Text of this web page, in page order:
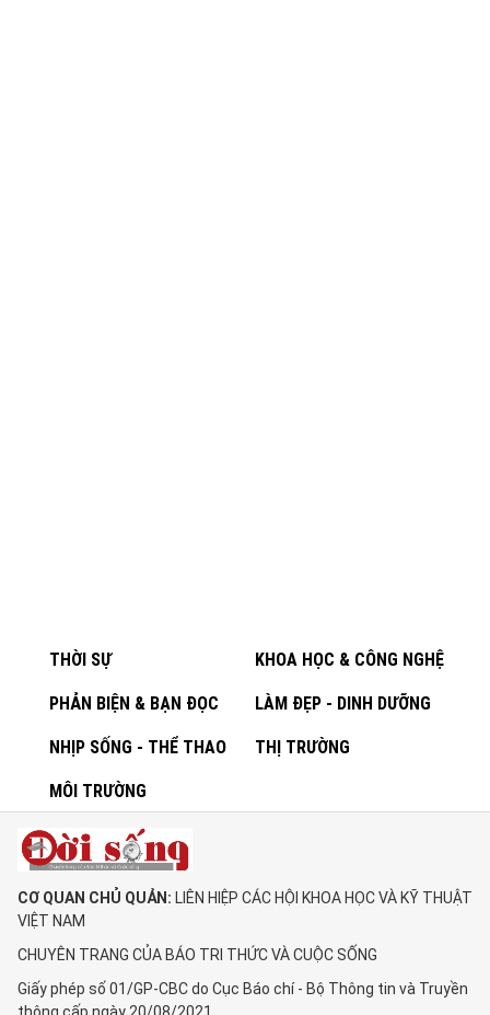
THỜI SỰ KHOA HỌC & CÔNG NGHỆ
PHẢN BIỆN & BẠN ĐỌC LÀM ĐẸP - DINH DƯỠNG
NHỊP SỐNG - THỂ THAO THỊ TRƯỜNG
MÔI TRƯỜNG
CƠ QUAN CHỦ QUẢN: LIÊN HIỆP CÁC HỘI KHOA HỌC VÀ KỸ THUẬT
VIỆT NAM
CHUYÊN TRANG CỦA BÁO TRI THỨC VÀ CUỘC SỐNG
Giấy phép số 01/GP-CBC do Cục Báo chí - Bộ Thông tin và Truyền